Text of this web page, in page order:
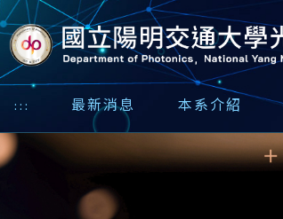
::: 最新消息 本系介紹